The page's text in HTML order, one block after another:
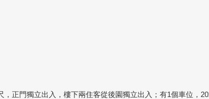
正門獨立出入，樓下兩住客從後園獨立出入；有1個車位，